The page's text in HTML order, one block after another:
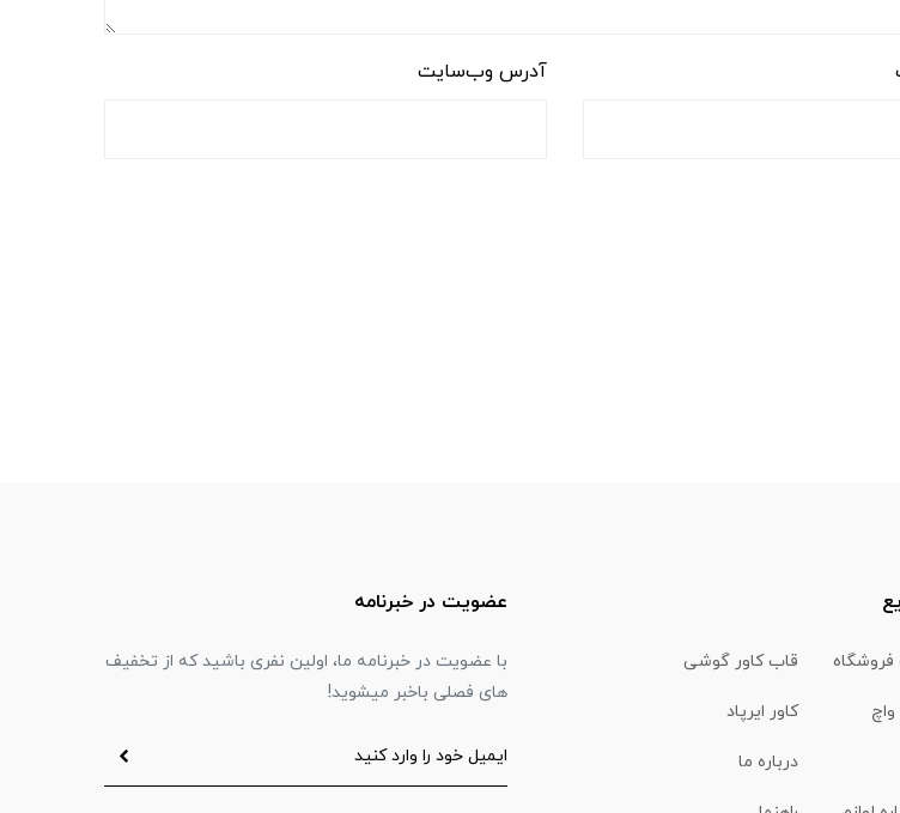
آدرس وب‌سایت
قاب کاور گوشی
واچ کاور ایرپاد
درباره ما
عضویت در خبرنامه
با عضویت در خبرنامه ما، اولین نفری باشید که از تخفیف
های فصلی باخبر میشوید!